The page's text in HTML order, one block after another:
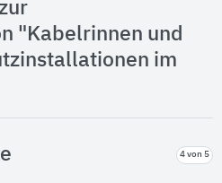
"Kabelrinnen und
im
4 von 5